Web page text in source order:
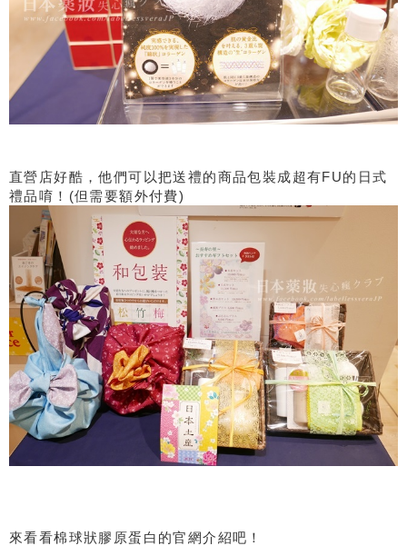
直營店好酷，他們可以把送禮的商品包裝成超有FU的日式
禮品唷！(但需要額外付費)
來看看棉球狀膠原蛋白的官網介紹吧！